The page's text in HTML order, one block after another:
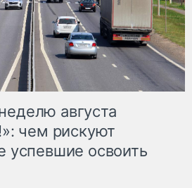
августа
чем рискуют
успевшие освоить